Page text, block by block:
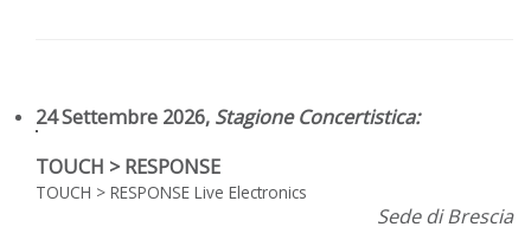
24 Settembre 2026, Stagione Concertistica:
TOUCH > RESPONSE
TOUCH > RESPONSE Live Electronics
Sede di Brescia